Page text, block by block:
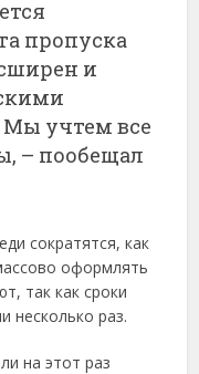
пропуска
и
Мы учтем все
– пообещал
сократятся, как
оформлять
так как сроки
несколько раз.
на этот раз